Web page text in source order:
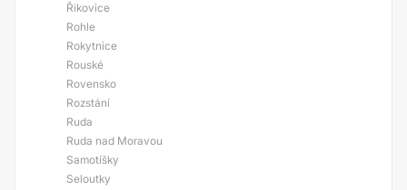
Řikovice
Rohle
Rokytnice
Rouské
Rovensko
Rozstání
Ruda
Ruda nad Moravou
Samotíšky
Seloutky